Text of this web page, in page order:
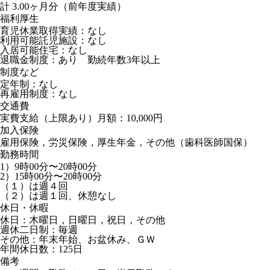
計 3.00ヶ月分（前年度実績）
福利厚生
育児休業取得実績：なし
利用可能託児施設：なし
入居可能住宅：なし
退職金制度：あり 勤続年数3年以上
制度など
定年制：なし
再雇用制度：なし
交通費
実費支給（上限あり）月額：10,000円
加入保険
雇用保険，労災保険，厚生年金，その他（歯科医師国保）
勤務時間
1）9時00分〜20時00分
2）15時00分〜20時00分
（１）は週４回
（２）は週１回、休憩なし
休日・休暇
休日：木曜日，日曜日，祝日，その他
週休二日制：毎週
その他：年末年始、お盆休み、ＧＷ
年間休日数：125日
備考